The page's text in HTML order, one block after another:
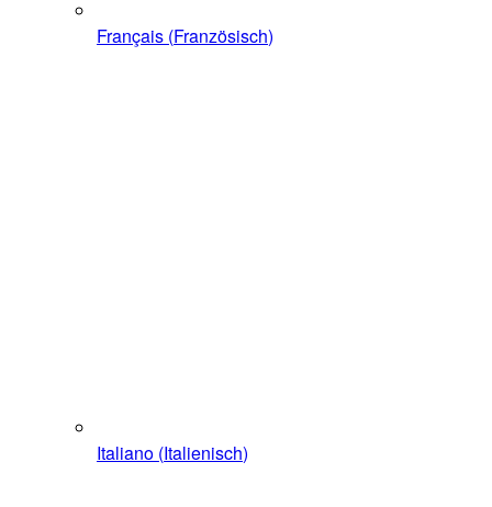
Français (Französisch)
Italiano (Italienisch)